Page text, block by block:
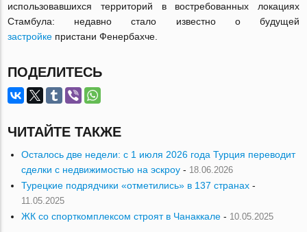
использовавшихся территорий в востребованных локациях
Стамбула: недавно стало известно о будущей
застройке пристани Фенербахче.
ПОДЕЛИТЕСЬ
ЧИТАЙТЕ ТАКЖЕ
Осталось две недели: с 1 июля 2026 года Турция переводит
сделки с недвижимостью на эскроу - 18.06.2026
Турецкие подрядчики «отметились» в 137 странах -
11.05.2025
ЖК со спорткомплексом строят в Чанаккале - 10.05.2025